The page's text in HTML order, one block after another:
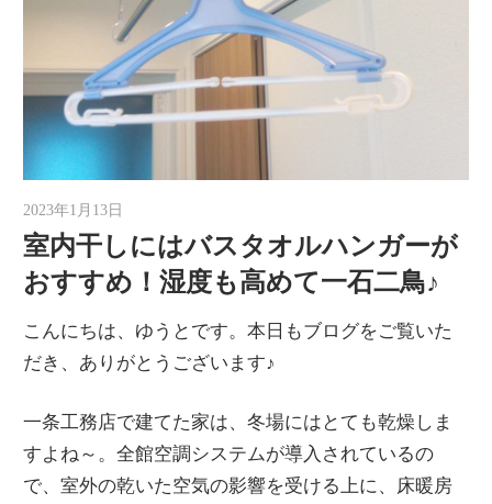
2023年1月13日
室内干しにはバスタオルハンガーが
おすすめ！湿度も高めて一石二鳥♪
こんにちは、ゆうとです。本日もブログをご覧いた
だき、ありがとうございます♪
一条工務店で建てた家は、冬場にはとても乾燥しま
すよね～。全館空調システムが導入されているの
で、室外の乾いた空気の影響を受ける上に、床暖房